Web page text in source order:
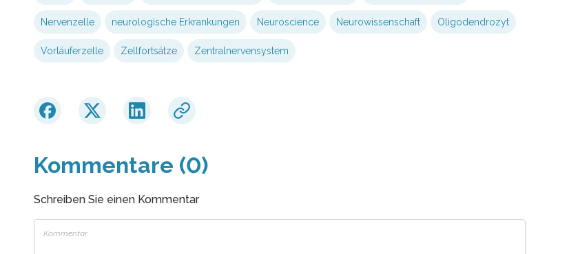
Nervenzelle neurologische Erkrankungen Neuroscience Neurowissenschaft Oligodendrozyt
Vorläuferzelle Zellfortsätze Zentralnervensystem
Kommentare (0)
Schreiben Sie einen Kommentar